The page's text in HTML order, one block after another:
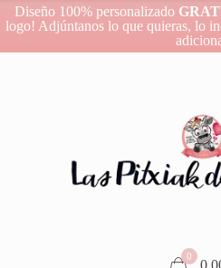
Diseño 100% personalizado
logo! Adjúntanos lo que quieras, lo
0